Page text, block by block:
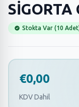
SİGORTA
Stokta Var (10
€0,00
KDV Dahil